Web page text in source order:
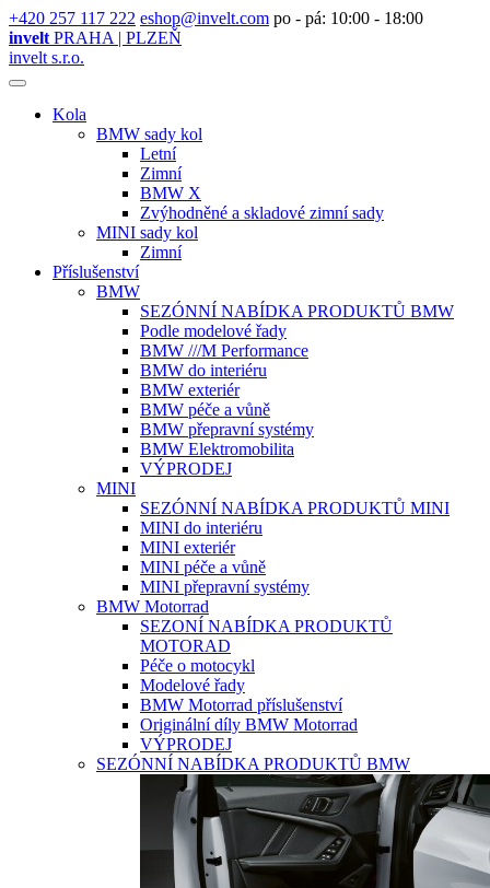
+420 257 117 222 eshop@invelt.com po - pá: 10:00 - 18:00
invelt PRAHA | PLZEŇ
invelt s.r.o.
Kola
BMW sady kol
Letní
Zimní
BMW X
Zvýhodněné a skladové zimní sady
MINI sady kol
Zimní
Příslušenství
BMW
SEZÓNNÍ NABÍDKA PRODUKTŮ BMW
Podle modelové řady
BMW ///M Performance
BMW do interiéru
BMW exteriér
BMW péče a vůně
BMW přepravní systémy
BMW Elektromobilita
VÝPRODEJ
MINI
SEZÓNNÍ NABÍDKA PRODUKTŮ MINI
MINI do interiéru
MINI exteriér
MINI péče a vůně
MINI přepravní systémy
BMW Motorrad
SEZONÍ NABÍDKA PRODUKTŮ
MOTORAD
Péče o motocykl
Modelové řady
BMW Motorrad příslušenství
Originální díly BMW Motorrad
VÝPRODEJ
SEZÓNNÍ NABÍDKA PRODUKTŮ BMW